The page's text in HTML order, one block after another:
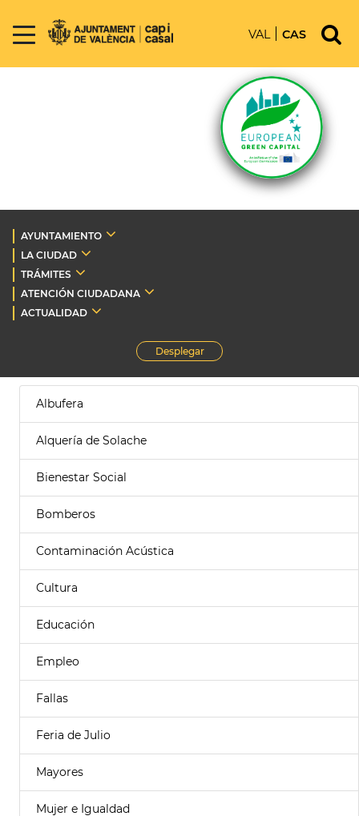
VAL CAS
AYUNTAMIENTO
LA CIUDAD
TRÁMITES
ATENCIÓN CIUDADANA
ACTUALIDAD
Desplegar
Albufera
Alquería de Solache
Bienestar Social
Bomberos
Contaminación Acústica
Cultura
Educación
Empleo
Fallas
Feria de Julio
Mayores
Mujer e Igualdad